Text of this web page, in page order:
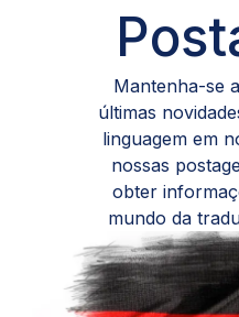
Mantenha-se
últimas
linguagem em
nossas
obter
mundo da